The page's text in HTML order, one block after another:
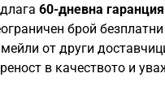
60-дневна
брой
от други
в качеството и